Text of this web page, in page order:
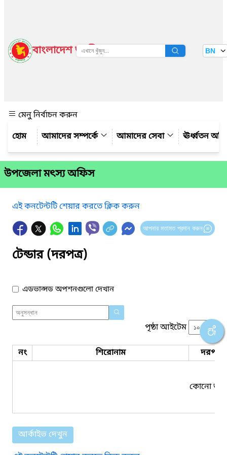
বাংলাদেশ জাতীয় তথ্য বাতায়ন BN
মেনু নির্বাচন করুন
আমাদের সম্পর্কে
আমাদের সেবা ঊর্ধ্বতন
উপজেলা মৎস্য অফিস
এই কনটেন্টটি শেয়ার করতে ক্লিক করুন
আপনার মতামত প্রদান করুন
টেন্ডার (দরপত্র)
এডভান্সড অপশনগুলো দেখান
পৃষ্ঠা আইটেম
নং শিরোনাম দরপত্র
কোনো তথ্য
আর্কাইভ দেখুন